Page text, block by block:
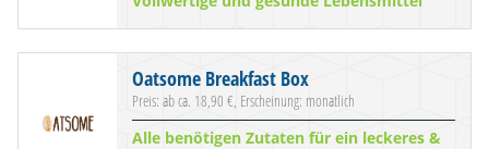
Oatsome Breakfast Box
Preis: ab ca. 18,90 €, Erscheinung: monatlich
Alle benötigen Zutaten für ein leckeres &